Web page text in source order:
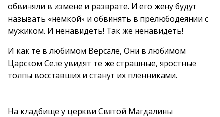
обвиняли в измене и разврате. И его жену будут
называть «немкой» и обвинять в прелюбодеянии с
мужиком. И ненавидеть! Так же ненавидеть!
И как те в любимом Версале, Они в любимом
Царском Селе увидят те же страшные, яростные
толпы восставших и станут их пленниками.
На кладбище у церкви Святой Магдалины